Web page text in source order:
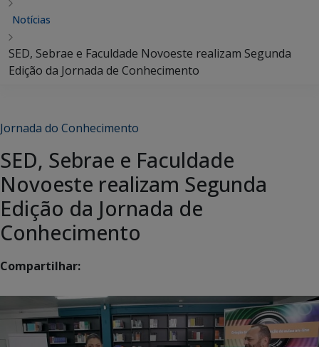
Notícias
SED, Sebrae e Faculdade Novoeste realizam Segunda
Edição da Jornada de Conhecimento
Jornada do Conhecimento
SED, Sebrae e Faculdade
Novoeste realizam Segunda
Edição da Jornada de
Conhecimento
Compartilhar: